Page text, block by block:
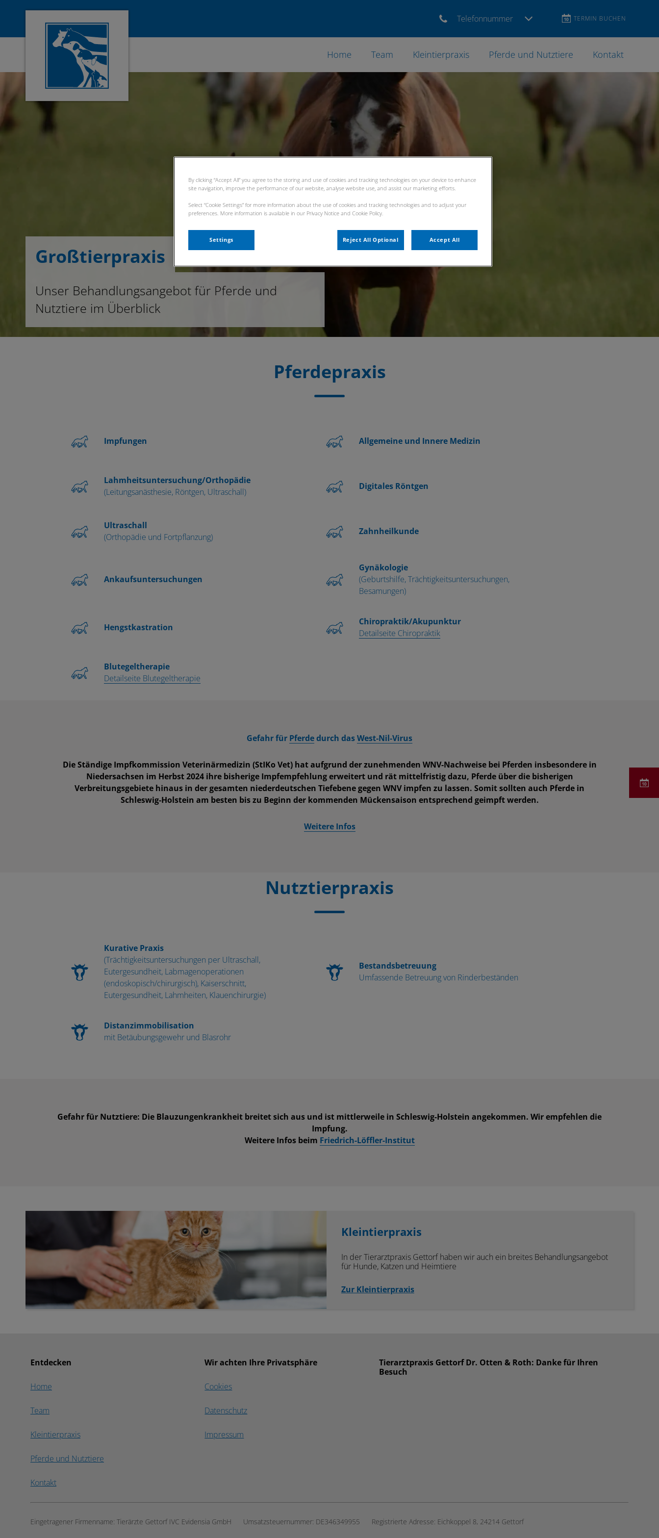
Homepage Tierarztpraxis Gettorf
Telefonnummer TERMIN BUCHEN
Home Team Kleintierpraxis Pferde und Nutztiere Kontakt
Großtierpraxis
Unser Behandlungsangebot für Pferde und
Nutztiere im Überblick
Pferdepraxis
Impfungen Allgemeine und Innere Medizin
Lahmheitsuntersuchung​/Orthopädie
(Leitungsanästhesie, Röntgen, Ultraschall)
Digitales Röntgen
Ultraschall
(Orthopädie und Fortpflanzung)
Zahnheilkunde
Ankaufsuntersuchungen
Gynäkologie
(Geburtshilfe, Trächtigkeitsuntersuchungen,
Besamungen)
Hengstkastration
Chiropraktik/Akupunktur
Detailseite Chiropraktik
Blutegeltherapie
Detailseite Blutegeltherapie
Gefahr für Pferde durch das West-Nil-Virus
Die Ständige Impfkommission Veterinärmedizin (StIKo Vet) hat aufgrund der zunehmenden WNV-Nachweise bei Pferden insbesondere in
Niedersachsen im Herbst 2024 ihre bisherige Impfempfehlung erweitert und rät mittelfristig dazu, Pferde über die bisherigen
Verbreitungsgebiete hinaus in der gesamten niederdeutschen Tiefebene gegen WNV impfen zu lassen. Somit sollten auch Pferde in
Schleswig-Holstein am besten bis zu Beginn der kommenden Mückensaison entsprechend geimpft werden.
Weitere Infos
Nutztierpraxis
Kurative Praxis
(Trächtigkeitsuntersuchungen per Ultraschall,
Eutergesundheit, Labmagenoperationen
(endoskopisch/chirurgisch), Kaiserschnitt,
Eutergesundheit, Lahmheiten, Klauenchirurgie)
Bestandsbetreuung
Umfassende Betreuung von Rinderbeständen
Distanzimmobilisation
mit Betäubungsgewehr und Blasrohr
Gefahr für Nutztiere: Die Blauzungenkrankheit breitet sich aus und ist mittlerweile in Schleswig-Holstein angekommen. Wir empfehlen die
Impfung.
Weitere Infos beim Friedrich-Löffler-Institut
Kleintierpraxis
In der Tierarztpraxis Gettorf haben wir auch ein breites Behandlungsangebot
für Hunde, Katzen und Heimtiere
Zur Kleintierpraxis
Entdecken
Home
Team
Kleintierpraxis
Pferde und Nutztiere
Kontakt
Wir achten Ihre Privatsphäre
Cookies
Datenschutz
Impressum
Tierarztpraxis Gettorf Dr. Otten & Roth: Danke für Ihren
Besuch
Eingetragener Firmenname: Tierärzte Gettorf IVC Evidensia GmbH Umsatzsteuernummer: DE346349955 Registrierte Adresse: Eichkoppel 8, 24214 Gettorf
By clicking “Accept All” you agree to the storing and use of cookies and tracking technologies on your device to enhance
site navigation, improve the performance of our website, analyse website use, and assist our marketing efforts.
Select “Cookie Settings” for more information about the use of cookies and tracking technologies and to adjust your
preferences. More information is available in our Privacy Notice and Cookie Policy.
Settings Reject All Optional Accept All